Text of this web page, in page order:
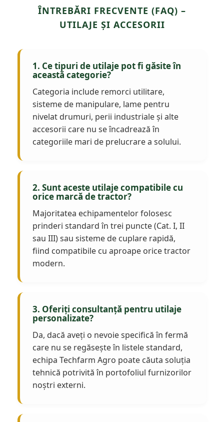
ÎNTREBĂRI FRECVENTE (FAQ) –
UTILAJE ȘI ACCESORII
1. Ce tipuri de utilaje pot fi găsite în
această categorie?
Categoria include remorci utilitare,
sisteme de manipulare, lame pentru
nivelat drumuri, perii industriale și alte
accesorii care nu se încadrează în
categoriile mari de prelucrare a solului.
2. Sunt aceste utilaje compatibile cu
orice marcă de tractor?
Majoritatea echipamentelor folosesc
prinderi standard în trei puncte (Cat. I, II
sau III) sau sisteme de cuplare rapidă,
fiind compatibile cu aproape orice tractor
modern.
3. Oferiți consultanță pentru utilaje
personalizate?
Da, dacă aveți o nevoie specifică în fermă
care nu se regăsește în listele standard,
echipa Techfarm Agro poate căuta soluția
tehnică potrivită în portofoliul furnizorilor
noștri externi.